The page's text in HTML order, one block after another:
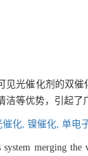
见光催化剂的双
洁等优势，引起
催化, 镍催化, 单电
system merging